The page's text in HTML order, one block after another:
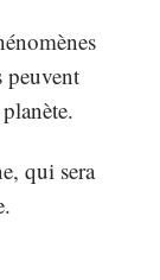
peuvent
qui sera